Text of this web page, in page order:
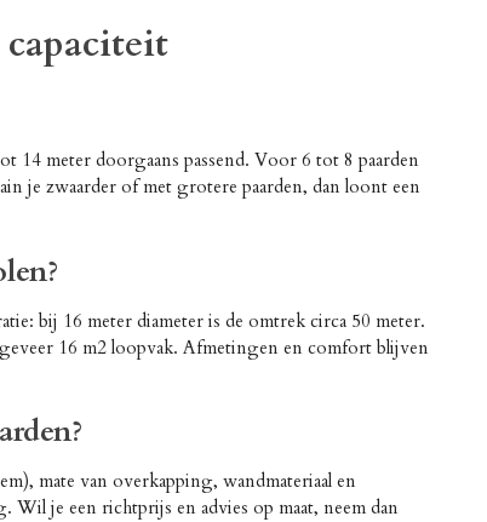
capaciteit
14 meter doorgaans passend. Voor 6 tot 8 paarden
je zwaarder of met grotere paarden, dan loont een
bij 16 meter diameter is de omtrek circa 50 meter.
16 m2 loopvak. Afmetingen en comfort blijven
mate van overkapping, wandmateriaal en
Wil je een richtprijs en advies op maat, neem dan